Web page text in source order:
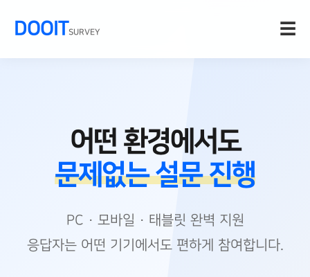
DOOITSURVEY ☰
어떤 환경에서도
문제없는 설문 진행
PC · 모바일 · 태블릿 완벽 지원
응답자는 어떤 기기에서도 편하게 참여합니다.